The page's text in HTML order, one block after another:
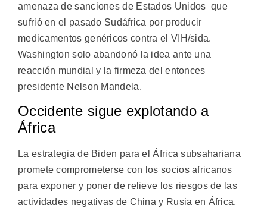
amenaza de sanciones de Estados Unidos que
sufrió en el pasado Sudáfrica por producir
medicamentos genéricos contra el VIH/sida.
Washington solo abandonó la idea ante una
reacción mundial y la firmeza del entonces
presidente Nelson Mandela.
Occidente sigue explotando a
África
La estrategia de Biden para el África subsahariana
promete comprometerse con los socios africanos
para exponer y poner de relieve los riesgos de las
actividades negativas de China y Rusia en África,